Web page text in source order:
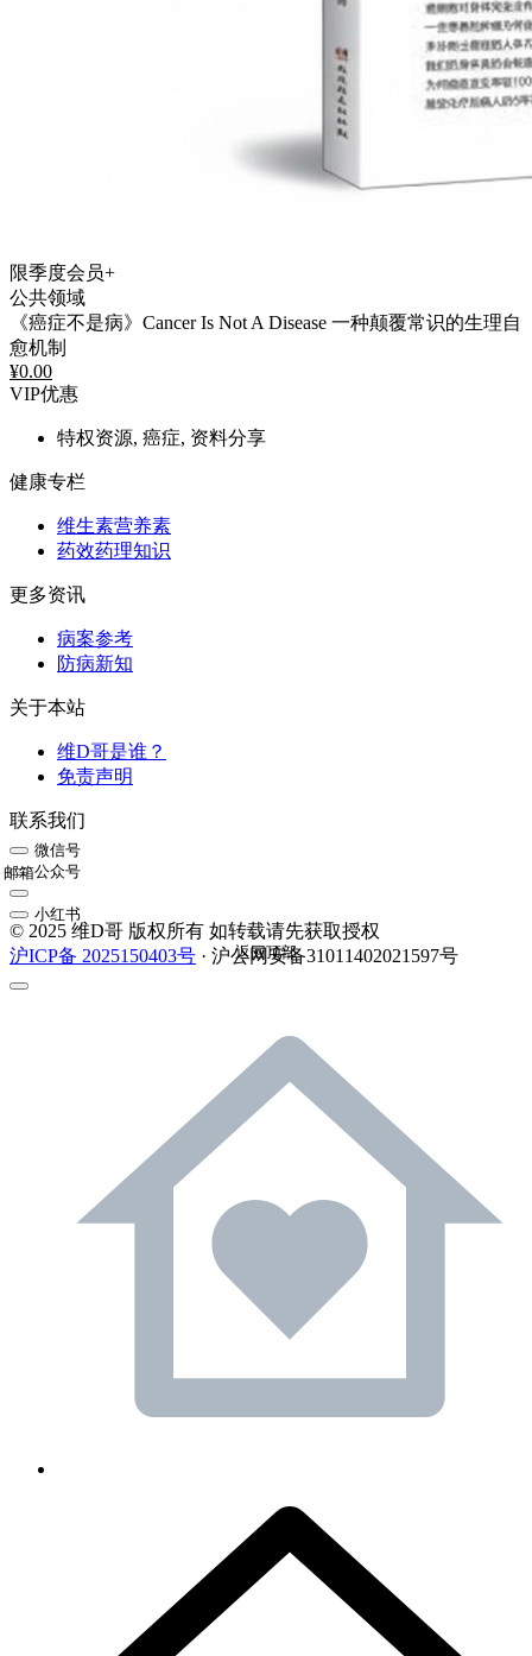
限季度会员+
公共领域
《癌症不是病》Cancer Is Not A Disease 一种颠覆常识的生理自
愈机制
¥0.00
VIP优惠
特权资源, 癌症, 资料分享
健康专栏
维生素营养素
药效药理知识
更多资讯
病案参考
防病新知
关于本站
维D哥是谁？
免责声明
联系我们
微信号
公众号
邮箱
小红书
© 2025 维D哥 版权所有 如转载请先获取授权
沪ICP备 2025150403号 · 沪公网安备31011402021597号
返回顶部